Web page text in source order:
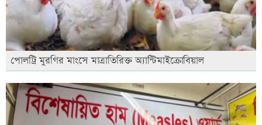
পোলট্রি মুরগির মাংসে মাত্রাতিরিক্ত অ্যান্টিমাইক্রোবিয়াল